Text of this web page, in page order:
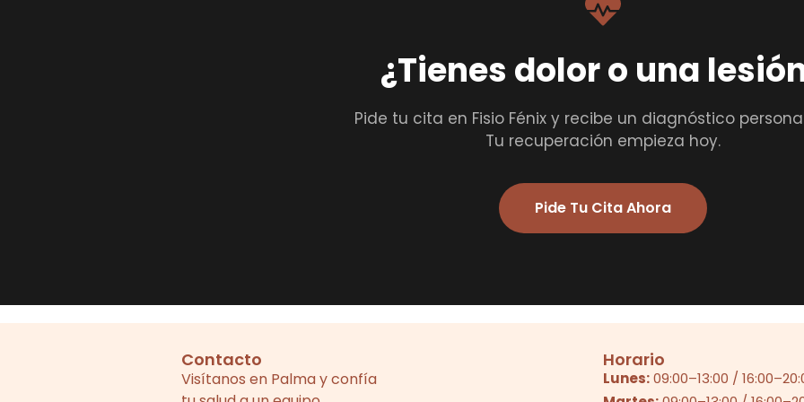
¿Tienes dolor o una
Pide tu cita en Fisio Fénix y recibe un diagnóstico
Tu recuperación empieza hoy.
Pide Tu Cita Ahora
Contacto
Visítanos en Palma y confía
Horario
Lunes:09:00–13:00 / 16:00–